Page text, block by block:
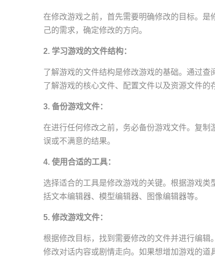
在修改游戏之前，首先需要明确修改的目标。
己的需求，确定修改的方向。
2. 学习游戏的文件结构：
了解游戏的文件结构是修改游戏的基础。通过查
了解游戏的核心文件、配置文件以及资源文件的
3. 备份游戏文件：
在进行任何修改之前，务必备份游戏文件。复
误或不满意的结果。
4. 使用合适的工具：
选择适合的工具是修改游戏的关键。根据游戏
括文本编辑器、模型编辑器、图像编辑器等。
5. 修改游戏文件：
根据修改目标，找到需要修改的文件并进行编辑
修改对话内容或剧情走向。如果想增加游戏的道